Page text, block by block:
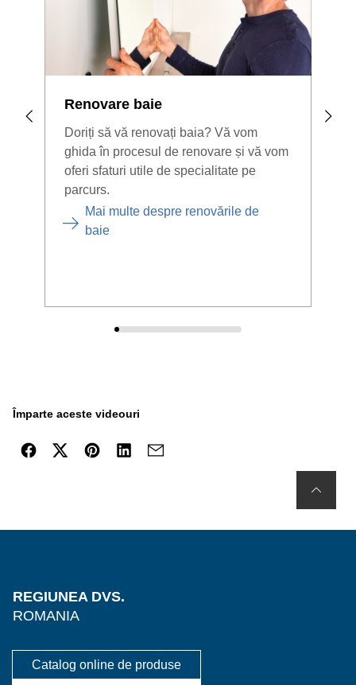
Renovare baie
Doriți să vă renovați baia? Vă vom
ghida în procesul de renovare și vă vom
oferi sfaturi utile de specialitate pe
parcurs.
Mai multe despre renovările de
baie
Împarte aceste videouri
REGIUNEA DVS.
ROMANIA
Catalog online de produse